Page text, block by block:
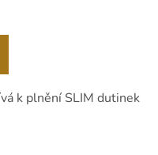
k plnění SLIM dutinek